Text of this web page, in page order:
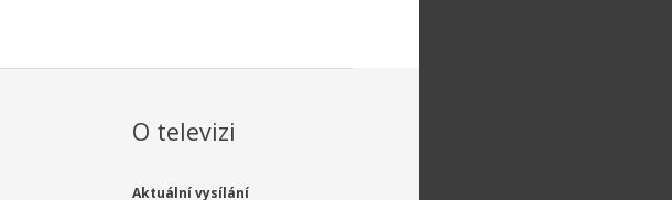
O televizi
Aktuální vysílání